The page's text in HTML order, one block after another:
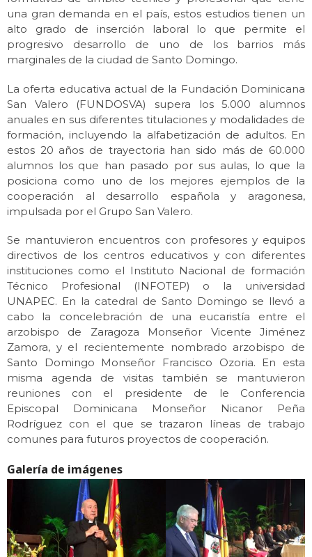
una gran demanda en el país, estos estudios tienen un
alto grado de inserción laboral lo que permite el
progresivo desarrollo de uno de los barrios más
marginales de la ciudad de Santo Domingo.
La oferta educativa actual de la Fundación Dominicana
San Valero (FUNDOSVA) supera los 5.000 alumnos
anuales en sus diferentes titulaciones y modalidades de
formación, incluyendo la alfabetización de adultos. En
estos 20 años de trayectoria han sido más de 60.000
alumnos los que han pasado por sus aulas, lo que la
posiciona como uno de los mejores ejemplos de la
cooperación al desarrollo española y aragonesa,
impulsada por el Grupo San Valero.
Se mantuvieron encuentros con profesores y equipos
directivos de los centros educativos y con diferentes
instituciones como el Instituto Nacional de formación
Técnico Profesional (INFOTEP) o la universidad
UNAPEC. En la catedral de Santo Domingo se llevó a
cabo la concelebración de una eucaristía entre el
arzobispo de Zaragoza Monseñor Vicente Jiménez
Zamora, y el recientemente nombrado arzobispo de
Santo Domingo Monseñor Francisco Ozoria. En esta
misma agenda de visitas también se mantuvieron
reuniones con el presidente de le Conferencia
Episcopal Dominicana Monseñor Nicanor Peña
Rodríguez con el que se trazaron líneas de trabajo
comunes para futuros proyectos de cooperación.
Galería de imágenes